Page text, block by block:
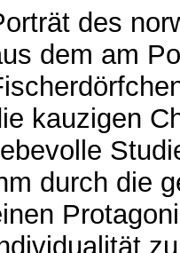
des
dem am
kauzigen
durch die